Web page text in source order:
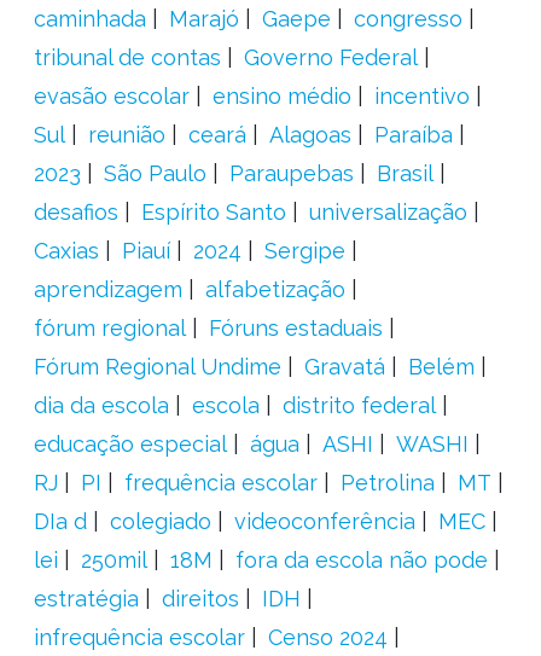
caminhada
Marajó Gaepe
congresso
tribunal de contas
Governo Federal
evasão escolar
ensino médio
incentivo
Sul
reunião ceará Alagoas
Paraíba
2023
São Paulo Paraupebas
Brasil
desafios
Espírito Santo
universalização
Caxias
Piauí 2024
Sergipe
aprendizagem
alfabetização
fórum regional
Fóruns estaduais
Fórum Regional Undime
Gravatá
Belém
dia da escola
escola
distrito federal
educação especial
água ASHI
WASHI
RJ
PI frequência escolar Petrolina
MT
DIa d
colegiado videoconferência
MEC
lei
250mil 18M
fora da escola não pode
estratégia
direitos
IDH
infrequência escolar
Censo 2024